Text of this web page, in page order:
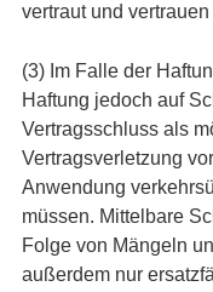
vertraut und vertrauen
(3) Im Falle der
Haftung jedoch auf
Vertragsschluss als
Vertragsverletzung
Anwendung
müssen. Mittelbare
Folge von Mängeln
außerdem nur